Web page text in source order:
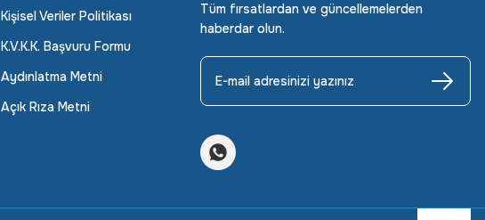
Kişisel Veriler Politikası
K.V.K.K. Başvuru Formu
Aydınlatma Metni
Açık Rıza Metni
Tüm fırsatlardan ve güncellemelerden
haberdar olun.